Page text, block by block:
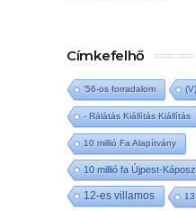
Címkefelhő
'56-os forradalom
- Rálátás Kiállítás Kiállítás
10 millió Fa Alapítvány
10 millió fa Újpest-
12-es villamos